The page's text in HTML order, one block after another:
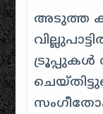
അടുത്ത